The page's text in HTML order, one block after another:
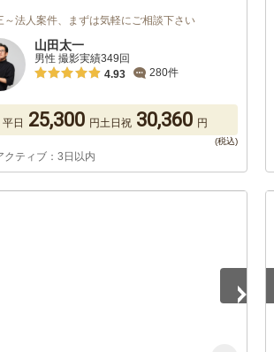
～法人案件、まずは気軽にご相談下さい
山田太一
男性 撮影実績349回
4.93
280件
平日 25,300 円土日祝 30,360 円
クティブ：3日以内